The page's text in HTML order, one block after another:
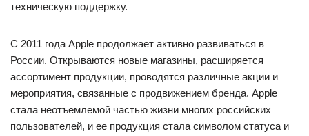
техническую поддержку.
С 2011 года Apple продолжает активно развиваться в
России. Открываются новые магазины, расширяется
ассортимент продукции, проводятся различные акции и
мероприятия, связанные с продвижением бренда. Apple
стала неотъемлемой частью жизни многих российских
пользователей, и ее продукция стала символом статуса и